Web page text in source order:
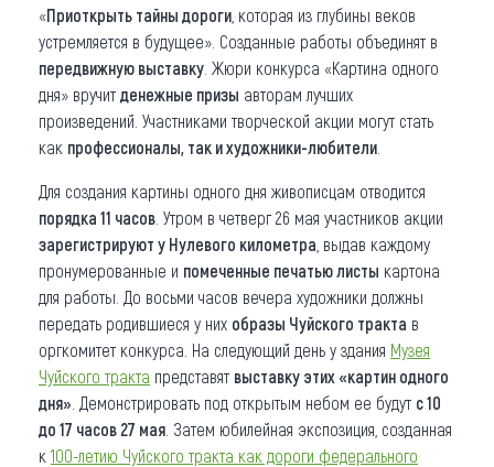
«Приоткрыть тайны дороги , которая из глубины веков
устремляется в будущее». Созданные работы объединят в
передвижную выставку . Жюри конкурса «Картина одного
дня» вручит денежные призы авторам лучших
произведений. Участниками творческой акции могут стать
как профессионалы, так и художники-любители
Для создания картины одного дня живописцам отводится
порядка 11 часов . Утром в четверг 26 мая участников акции
зарегистрируют у Нулевого километра , выдав каждому
пронумерованные и помеченные печатью листы картона
для работы. До восьми часов вечера художники должны
передать родившиеся у них образы Чуйского тракта в
оргкомитет конкурса. На следующий день у здания Музея
Чуйского тракта представят выставку этих «картин одного
дня» . Демонстрировать под открытым небом ее будут с 10
до 17 часов 27 мая . Затем юбилейная экспозиция, созданная
к 100-летию Чуйского тракта как дороги федерального